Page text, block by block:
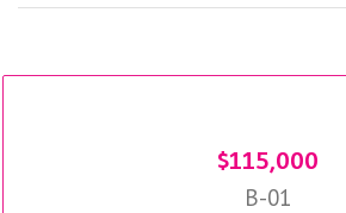
$115,000
B-01